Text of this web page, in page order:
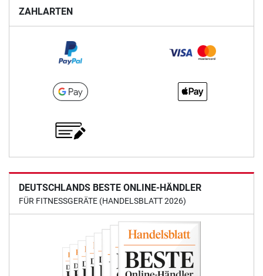
ZAHLARTEN
DEUTSCHLANDS BESTE ONLINE-HÄNDLER
FÜR FITNESSGERÄTE (HANDELSBLATT 2026)